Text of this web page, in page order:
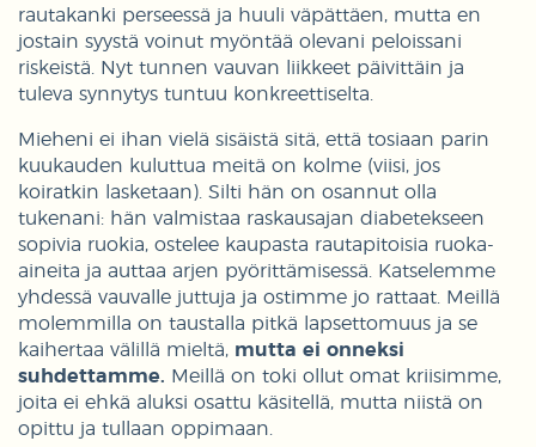
rautakanki perseessä ja huuli väpättäen, mutta en
jostain syystä voinut myöntää olevani peloissani
riskeistä. Nyt tunnen vauvan liikkeet päivittäin ja
tuleva synnytys tuntuu konkreettiselta.
Mieheni ei ihan vielä sisäistä sitä, että tosiaan parin
kuukauden kuluttua meitä on kolme (viisi, jos
koiratkin lasketaan). Silti hän on osannut olla
tukenani: hän valmistaa raskausajan diabetekseen
sopivia ruokia, ostelee kaupasta rautapitoisia ruoka-
aineita ja auttaa arjen pyörittämisessä. Katselemme
yhdessä vauvalle juttuja ja ostimme jo rattaat. Meillä
molemmilla on taustalla pitkä lapsettomuus ja se
kaihertaa välillä mieltä, mutta ei onneksi
suhdettamme. Meillä on toki ollut omat kriisimme,
joita ei ehkä aluksi osattu käsitellä, mutta niistä on
opittu ja tullaan oppimaan.